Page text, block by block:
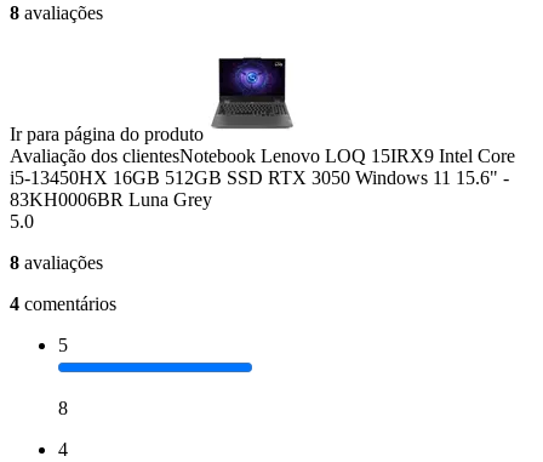
8 avaliações
Ir para página do produto
Avaliação dos clientesNotebook Lenovo LOQ 15IRX9 Intel Core
i5-13450HX 16GB 512GB SSD RTX 3050 Windows 11 15.6" -
83KH0006BR Luna Grey
5.0
8 avaliações
4 comentários
5
8
4